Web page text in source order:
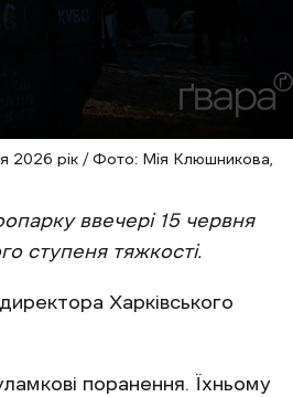
2026 рік / Фото: Мія Клюшникова,
ввечері 15 червня
ступеня тяжкості.
Харківського
поранення. Їхньому